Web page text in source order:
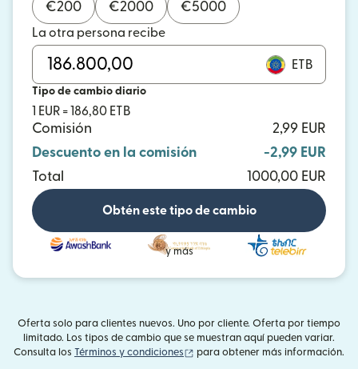
€200 €2000 €5000
La otra persona recibe
ETB
Tipo de cambio diario
1 EUR = 186,80 ETB
Comisión
2,99 EUR
Descuento en la comisión
-2,99 EUR
Total
1000,00 EUR
Obtén este tipo de cambio
y más
Oferta solo para clientes nuevos. Uno por cliente. Oferta por tiempo
limitado. Los tipos de cambio que se muestran aquí pueden variar.
Consulta los
Términos y condiciones (se abre en una ventana nueva)
para obtener más información.